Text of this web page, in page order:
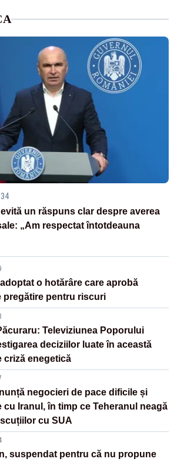
evită un răspuns clar despre averea
„Am respectat întotdeauna
o hotărâre care aprobă
pregătire pentru riscuri
Televiziunea Poporului
deciziilor luate în această
criză enegetică
negocieri de pace dificile și
cu Iranul, în timp ce Teheranul neagă
cu SUA
suspendat pentru că nu propune